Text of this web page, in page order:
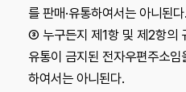
를 판매·유통하여서는 아니된다.
③ 누구든지 제1항 및 제2항의
유통이 금지된 전자우편주소
하여서는 아니된다.